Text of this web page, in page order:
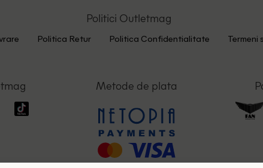
Politici Outletmag
Politica Retur Politica Confidentialitate Termeni
Metode de plata